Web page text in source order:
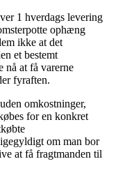
1 hverdags levering
ophæng
ikke at det
et bestemt
nå at få varerne
fyraften.
omkostninger,
for en konkret
om man bor
at få fragtmanden til